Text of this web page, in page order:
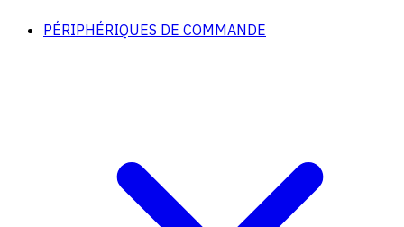
PÉRIPHÉRIQUES DE COMMANDE